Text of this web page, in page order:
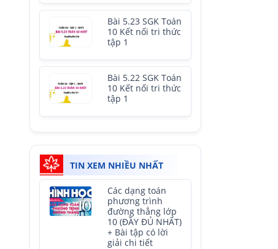
Bài 5.23 SGK Toán
10 Kết nối tri thức
tập 1
Bài 5.22 SGK Toán
10 Kết nối tri thức
tập 1
TIN XEM NHIỀU NHẤT
Các dạng toán
phương trình
đường thẳng lớp
10 (ĐẦY ĐỦ NHẤT)
+ Bài tập có lời
giải chi tiết